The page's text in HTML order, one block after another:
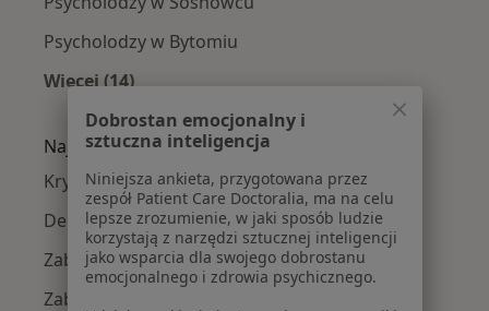
Psycholodzy w Bytomiu
Więcej (14)
Więcej w kategorii: W pobliżu Chorzowa
Najczęście leczone choroby
Kryzys emocjonalny w Chorzowie
Depresja w Chorzowie
Zaburzenia emocjonalne w Chorzowie
Zaburzenia lękowe w Chorzowie
Dobrostan emocjonalny i
sztuczna inteligencja
Niniejsza ankieta, przygotowana przez
zespół Patient Care Doctoralia, ma na celu
lepsze zrozumienie, w jaki sposób ludzie
korzystają z narzędzi sztucznej inteligencji
jako wsparcia dla swojego dobrostanu
emocjonalnego i zdrowia psychicznego.